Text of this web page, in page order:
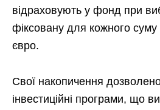
відраховують у фонд при
фіксовану для кожного
євро.
Свої накопичення
інвестиційні програми, що